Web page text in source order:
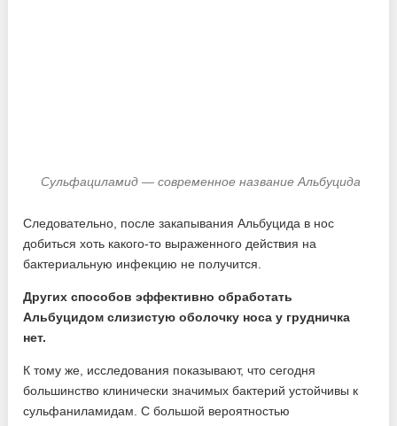
Сульфациламид — современное название Альбуцида
Следовательно, после закапывания Альбуцида в нос
добиться хоть какого-то выраженного действия на
бактериальную инфекцию не получится.
Других способов эффективно обработать
Альбуцидом слизистую оболочку носа у грудничка
нет.
К тому же, исследования показывают, что сегодня
большинство клинически значимых бактерий устойчивы к
сульфаниламидам. С большой вероятностью